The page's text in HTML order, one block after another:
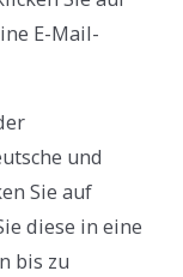
E-Mail-
und
Sie auf
diese in eine
bis zu